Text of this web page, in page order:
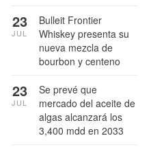
Bulleit Frontier
Whiskey presenta su
nueva mezcla de
bourbon y centeno
23
JUL
Se prevé que
mercado del aceite de
algas alcanzará los
3,400 mdd en 2033
23
JUL